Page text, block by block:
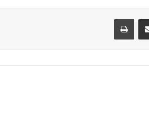
المعاهد الأزهرية بالأئمة والوعاظ وخريجي
الأزهر للتدريس
دعوية مشتركة بين الأزهر و الأوقاف ودار